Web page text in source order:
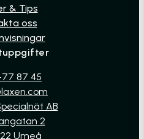
& Tips
oss
87 45
AB
2
Umeå